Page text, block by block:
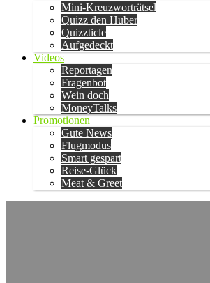
Mini-Kreuzworträtsel
Quizz den Huber
Quizzticle
Aufgedeckt
Videos
Reportagen
Fragenbot
Wein doch
MoneyTalks
Promotionen
Gute News
Flugmodus
Smart gespart
Reise-Glück
Meat & Greet